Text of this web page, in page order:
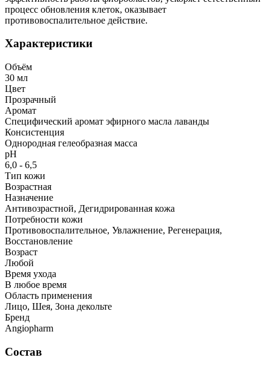
процесс обновления клеток, оказывает
противовоспалительное действие.
Характеристики
Объём
30 мл
Цвет
Прозрачный
Аромат
Специфический аромат эфирного масла лаванды
Консистенция
Однородная гелеобразная масса
рН
6,0 - 6,5
Тип кожи
Возрастная
Назначение
Антивозрастной, Дегидрированная кожа
Потребности кожи
Противовоспалительное, Увлажнение, Регенерация,
Восстановление
Возраст
Любой
Время ухода
В любое время
Область применения
Лицо, Шея, Зона декольте
Бренд
Angiopharm
Состав